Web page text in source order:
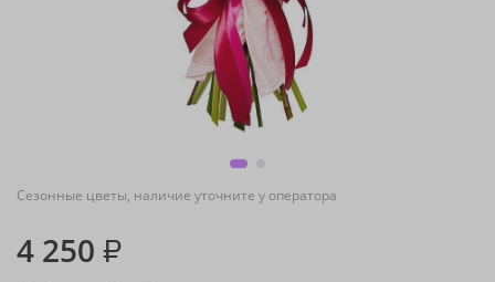
Сезонные цветы, наличие уточните у оператора
4 250 ₽